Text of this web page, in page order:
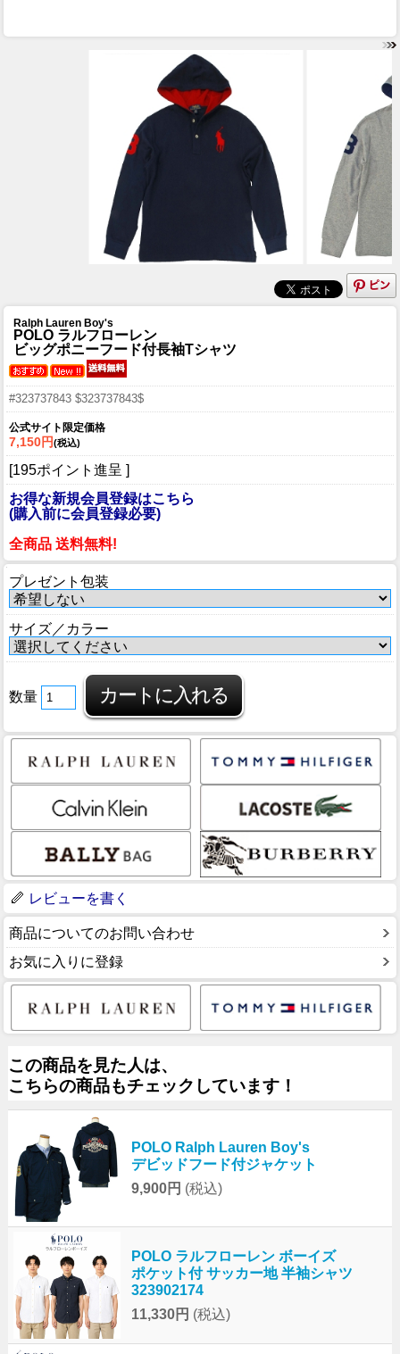
Ralph Lauren Boy's
POLO ラルフローレン
ビッグポニーフード付長袖Tシャツ
#323737843 $323737843$
公式サイト限定価格
7,150円(税込)
[195ポイント進呈 ]
お得な新規会員登録はこちら
(購入前に会員登録必要)
全商品 送料無料!
プレゼント包装
サイズ／カラー
数量
レビューを書く
商品についてのお問い合わせ
お気に入りに登録
この商品を見た人は、
こちらの商品もチェックしています！
POLO Ralph Lauren Boy's
デビッドフード付ジャケット
9,900円 (税込)
POLO ラルフローレン ボーイズ
ポケット付 サッカー地 半袖シャツ
323902174
11,330円 (税込)